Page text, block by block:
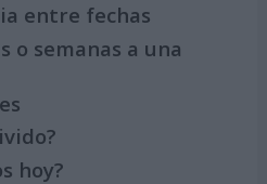
entre fechas
o semanas a una
hoy?